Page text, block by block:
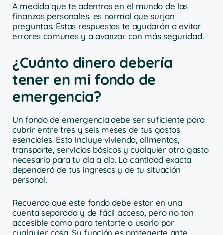
A medida que te adentras en el mundo de las
finanzas personales, es normal que surjan
preguntas. Estas respuestas te ayudarán a evitar
errores comunes y a avanzar con más seguridad.
¿Cuánto dinero debería
tener en mi fondo de
emergencia?
Un fondo de emergencia debe ser suficiente para
cubrir entre tres y seis meses de tus gastos
esenciales. Esto incluye vivienda, alimentos,
transporte, servicios básicos y cualquier otro gasto
necesario para tu día a día. La cantidad exacta
dependerá de tus ingresos y de tu situación
personal.
Recuerda que este fondo debe estar en una
cuenta separada y de fácil acceso, pero no tan
accesible como para tentarte a usarlo por
cualquier cosa. Su función es protegerte ante